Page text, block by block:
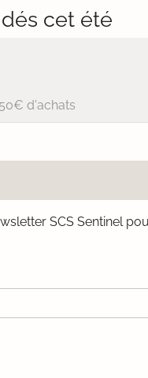
cet été
d'achats
SCS Sentinel